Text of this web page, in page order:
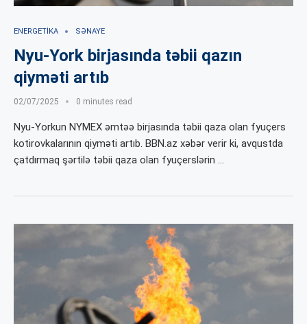
ENERGETIKA SƏNAYE
Nyu-York birjasında təbii qazın
qiyməti artıb
02/07/2025 0 minutes read
Nyu-Yorkun NYMEX əmtəə birjasında təbii qaza olan fyuçers
kotirovkalarının qiyməti artıb. BBN.az xəbər verir ki, avqustda
çatdırmaq şərtilə təbii qaza olan fyuçerslərin …